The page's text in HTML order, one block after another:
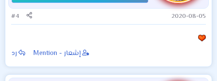
2020-08-05
#4
إشعار - Mention رد